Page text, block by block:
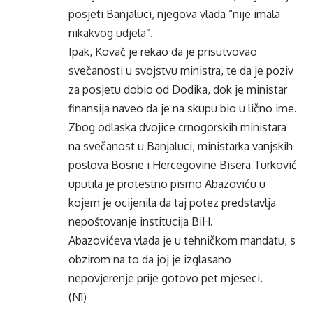
posjeti Banjaluci, njegova vlada “nije imala
nikakvog udjela”.
Ipak, Kovač je rekao da je prisutvovao
svečanosti u svojstvu ministra, te da je poziv
za posjetu dobio od Dodika, dok je ministar
finansija naveo da je na skupu bio u lično ime.
Zbog odlaska dvojice crnogorskih ministara
na svečanost u Banjaluci, ministarka vanjskih
poslova Bosne i Hercegovine Bisera Turković
uputila je protestno pismo Abazoviću u
kojem je ocijenila da taj potez predstavlja
nepoštovanje institucija BiH.
Abazovićeva vlada je u tehničkom mandatu, s
obzirom na to da joj je izglasano
nepovjerenje prije gotovo pet mjeseci.
(N1)